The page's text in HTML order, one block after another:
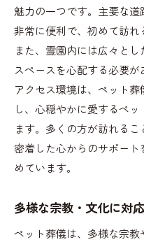
魅力の一つです。主要な
非常に便利で、初めて訪れ
また、霊園内には広々と
スペースを心配する必要
アクセス環境は、ペット
し、心穏やかに愛するペ
ます。多くの方が訪れる
密着した心からのサポー
めています。
多様な宗教・文化に対
ペット葬儀は、多様な宗